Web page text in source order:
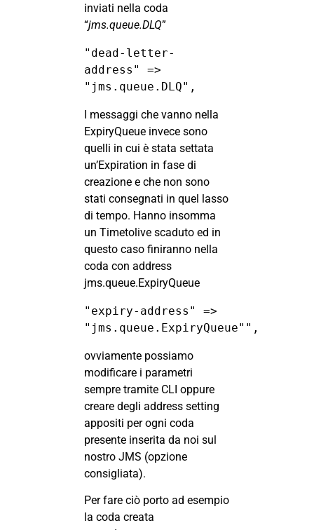
inviati nella coda
“jms.queue.DLQ”
"dead-letter-
address" =>
"jms.queue.DLQ",
I messaggi che vanno nella
ExpiryQueue invece sono
quelli in cui è stata settata
un’Expiration in fase di
creazione e che non sono
stati consegnati in quel lasso
di tempo. Hanno insomma
un Timetolive scaduto ed in
questo caso finiranno nella
coda con address
jms.queue.ExpiryQueue
"expiry-address" =>
"jms.queue.ExpiryQueue"",
ovviamente possiamo
modificare i parametri
sempre tramite CLI oppure
creare degli address setting
appositi per ogni coda
presente inserita da noi sul
nostro JMS (opzione
consigliata).
Per fare ciò porto ad esempio
la coda creata